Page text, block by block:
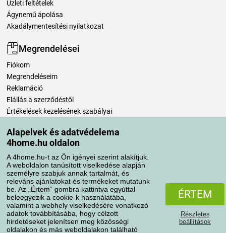
Alapelvek és adatvédelema
4home.hu oldalon
A 4home.hu-t az Ön igényei szerint alakítjuk.
A weboldalon tanúsított viselkedése alapján
személyre szabjuk annak tartalmát, és
releváns ajánlatokat és termékeket mutatunk
be. Az „Értem” gombra kattintva egyúttal
beleegyezik a cookie-k használatába,
valamint a webhely viselkedésére vonatkozó
adatok továbbításába, hogy célzott
hirdetéseket jelenítsen meg közösségi
oldalakon és más weboldalakon található
ÉRTEM
Részletes
beállítások
Üzleti feltételek
Ágynemű ápolása
Akadálymentesítési nyilatkozat
Megrendelései
Fiókom
Megrendeléseim
Reklamáció
Elállás a szerződéstől
Értékelések kezelésének szabályai
Szállítási módok
Fizetési módok